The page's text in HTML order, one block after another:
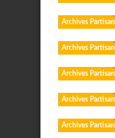
Archives Partisan
Archives Partisan
Archives Partisan
Archives Partisan
Archives Partisan